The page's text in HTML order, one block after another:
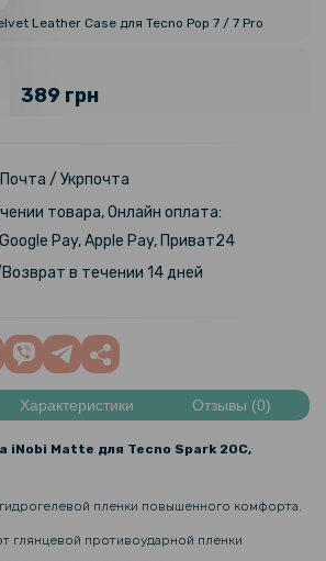
Leather Case для Tecno Pop 7 / 7 Pro
389 грн
Ring Case для Oppo Reno 13 5G
259 грн
349 грн
Magnetic Ring Case для Realme 13+
179 грн
чехол для Tecno Pova 3
152 грн
Silicone Matted для Tecno Pop 7 / Pop 7 Pro
/ Укрпочта
товара, Онлайн оплата:
Pay, Apple Pay, Приват24
в течении 14 дней
Характеристики Отзывы (0)
iNobi Matte для Tecno Spark 20C,
пленки повышенного комфорта.
глянцевой противоударной пленки